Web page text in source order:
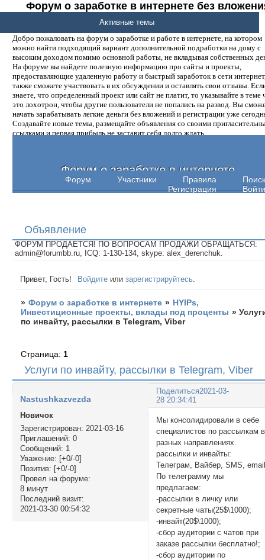
Форум о заработке в интернете без
денег.
Добро пожаловать на форум о заработке и работе в интернете, на котором
можно найти подходящий вариант дополнительной подработки на дому с
высоким доходом помимо основной работы, не вкладывая собственных
На форуме вы найдете полезную информацию про сайты и проекты,
предоставляющие удаленную работу и быстрый заработок в сети
также сможете участвовать в их обсуждении и оставлять свои отзывы.
знаете, что определенный проект или сайт не платит, то указывайте в теме
это лохотрон, чтобы другие пользователи не попались на развод. Вы
начать зарабатывать легкие деньги без вложений и регистрации уже
Создавайте новые темы, размещайте объявления со своими
ссылками и первая прибыль не заставит себя долго ждать.
Форум о заработке в интернете
Форум Участники Правила
Поиск
Регистрация
Войти
Активные темы
Объявление
ФОРУМ ПРОДАЕТСЯ! ПО ВОПРОСАМ ПРОДАЖИ ОБРАЩАТЬСЯ:
admin@forumbb.ru, ICQ: 1-130-134, skype: alex_derenchuk.
Привет, Гость! Войдите илизарегистрируйтесь
» Форум о заработке в интернете » HYIPs,
Инвестиционные проекты, вклады под проценты »
по инвайту, рассылки в Telegram, Viber
Услуги по инвайту, рассылки в Telegram, Viber
Страница: 1
Поделиться2021-03-
28 20:34:41
Nastushkazvezda
Новичок
Зарегистрирован: 2021-03-16
Приглашений: 0
Сообщений: 1
Уважение: [+0/-0]
Позитив: [+0/-0]
Провел на форуме:
8 минут
Последний визит:
2021-03-30 00:54:32
Мы консолидировали в себе
специалистов по рассылкам в
разных направлениях.
рассылки и инвайты:
Телеграм, Вайбер, SMS,
По телеграмму мы
предлагаем:
-рассылки в личку или
секретные чаты(25$\1000);
-инвайт(20$\1000);
-сбор аудитории с чатов при
заказе рассылки бесплатно!;
-сбор аудитории по